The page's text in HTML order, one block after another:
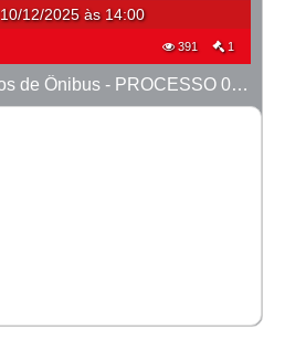
10/12/2025 às 14:00
391 1
LOTE 06 - Pneus Novos de Ônibus - PROCESSO 0010511-57.2024-18ª BH